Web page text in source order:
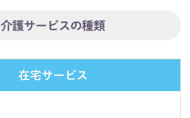
介護サービスの種類
在宅サービス